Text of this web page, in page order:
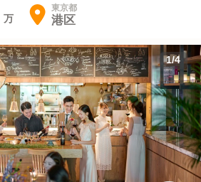
東京都
港区
1/4